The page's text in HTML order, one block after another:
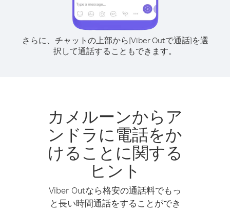
さらに、チャットの上部から[Viber Outで通話]を選
択して通話することもできます。
カメルーンからア
ンドラに電話をか
けることに関する
ヒント
Viber Outなら格安の通話料でもっ
と長い時間通話をすることができ